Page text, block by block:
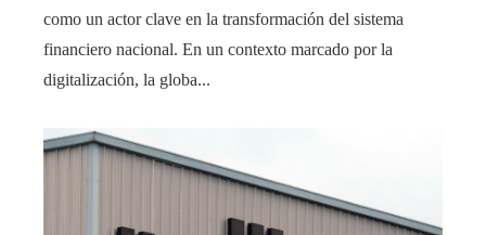
como un actor clave en la transformación del sistema
financiero nacional. En un contexto marcado por la
digitalización, la globa...